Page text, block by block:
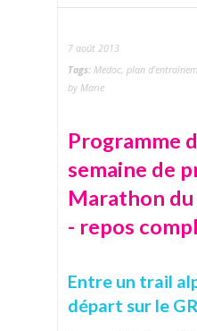
7 août 2013
Tags: Medoc, plan
by Marie
Programme
semaine de
Marathon
- repos
Entre un trail
départ sur le